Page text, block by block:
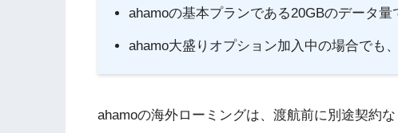
ahamoの基本プランである20GBのデータ
ahamo大盛りオプション加入中の場合でも
ahamoの海外ローミングは、渡航前に別途契約